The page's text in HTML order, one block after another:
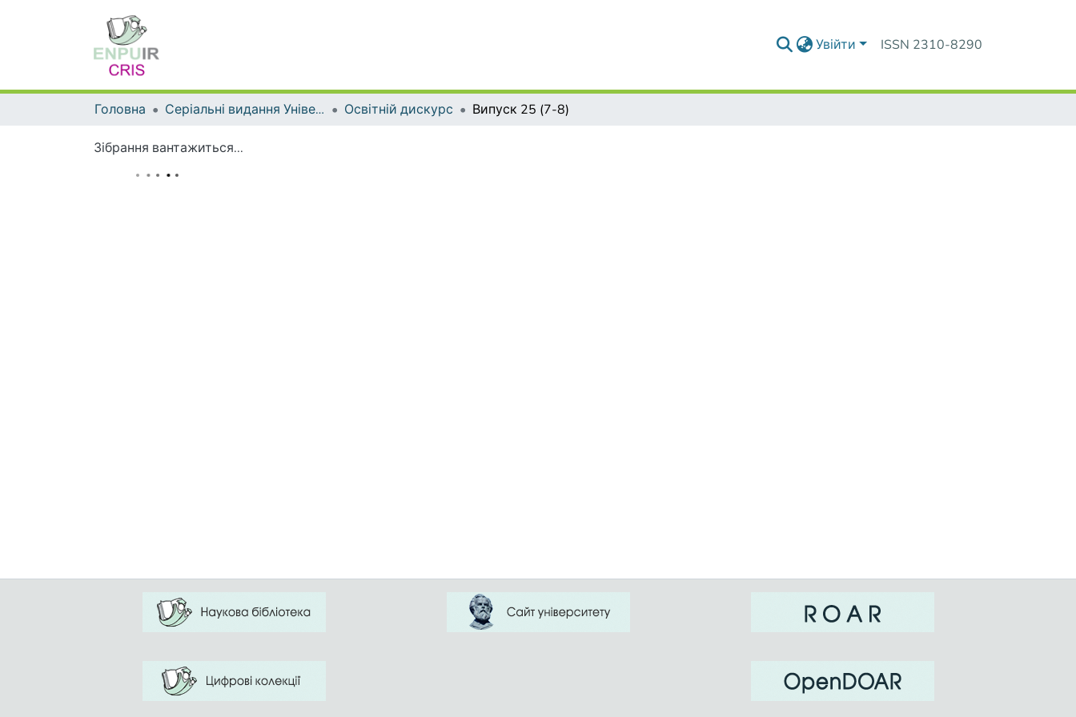
Увійти ISSN 2310-8290
Головна Серіальні видання Університету Освітній дискурс Випуск 25 (7-8)
Зібрання вантажиться...